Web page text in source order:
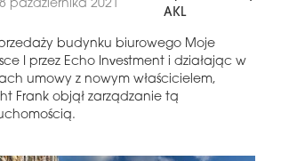
października 2021
AKL
budynku biurowego Moje
I przez Echo Investment i działając w
umowy z nowym właścicielem,
Frank objął zarządzanie tą